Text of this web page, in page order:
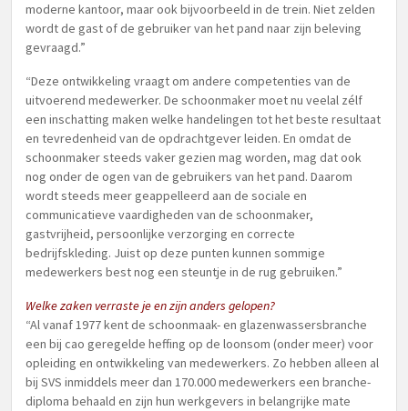
moderne kantoor, maar ook bijvoorbeeld in de trein. Niet zelden
wordt de gast of de gebruiker van het pand naar zijn beleving
gevraagd.”
“Deze ontwikkeling vraagt om andere competenties van de
uitvoerend medewerker. De schoonmaker moet nu veelal zélf
een inschatting maken welke handelingen tot het beste resultaat
en tevredenheid van de opdrachtgever leiden. En omdat de
schoonmaker steeds vaker gezien mag worden, mag dat ook
nog onder de ogen van de gebruikers van het pand. Daarom
wordt steeds meer geappelleerd aan de sociale en
communicatieve vaardigheden van de schoonmaker,
gastvrijheid, persoonlijke verzorging en correcte
bedrijfskleding. Juist op deze punten kunnen sommige
medewerkers best nog een steuntje in de rug gebruiken.”
Welke zaken verraste je en zijn anders gelopen?
“Al vanaf 1977 kent de schoonmaak- en glazenwassersbranche
een bij cao geregelde heffing op de loonsom (onder meer) voor
opleiding en ontwikkeling van medewerkers. Zo hebben alleen al
bij SVS inmiddels meer dan 170.000 medewerkers een branche-
diploma behaald en zijn hun werkgevers in belangrijke mate